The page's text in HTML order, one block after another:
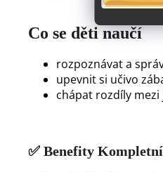
Co se děti naučí
rozpoznávat a
upevnit si učivo
chápat rozdíly
✅ Benefity